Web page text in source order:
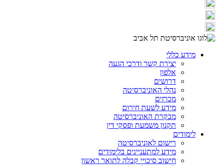
מידע כללי
יצירת קשר ודרכי הגעה
אלפון
דרושים
נהלי האוניברסיטה
מכרזים
מידע לשעת חירום
מבקרת האוניברסיטה
תקנון משמעת ופסקי דין
לימודים
רישום לאוניברסיטה
מידע למתעניינים בלימודים
חישוב סיכויי קבלה לתואר ראשון